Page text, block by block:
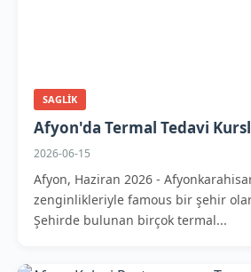
SAGLIK
Afyon'da Termal Tedavi
2026-06-15
Afyon, Haziran 2026 -
zenginlikleriyle famous bir şehir
Şehirde bulunan birçok termal...